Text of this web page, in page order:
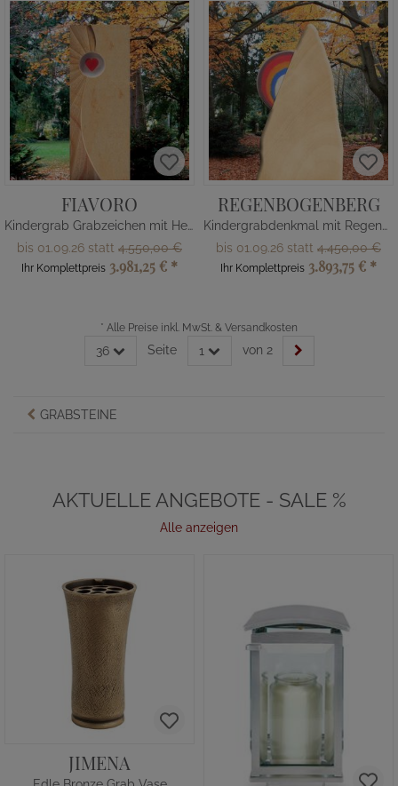
FIAVORO
Kindergrab Grabzeichen mit Herz
bis 01.09.26 statt 4.550,00 €
Ihr Komplettpreis 3.981,25 € *
REGENBOGENBERG
Kindergrabdenkmal mit Regenbogen
bis 01.09.26 statt 4.450,00 €
Ihr Komplettpreis 3.893,75 € *
* Alle Preise inkl. MwSt. & Versandkosten
36 Seite 1 von 2
GRABSTEINE
AKTUELLE ANGEBOTE - SALE %
Alle anzeigen
JIMENA